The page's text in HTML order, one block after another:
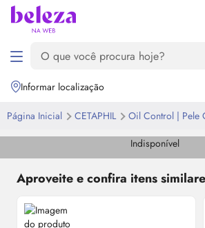
Informar localização
Página Inicial CETAPHIL Oil Control | Pele
Indisponível
Aproveite e confira itens